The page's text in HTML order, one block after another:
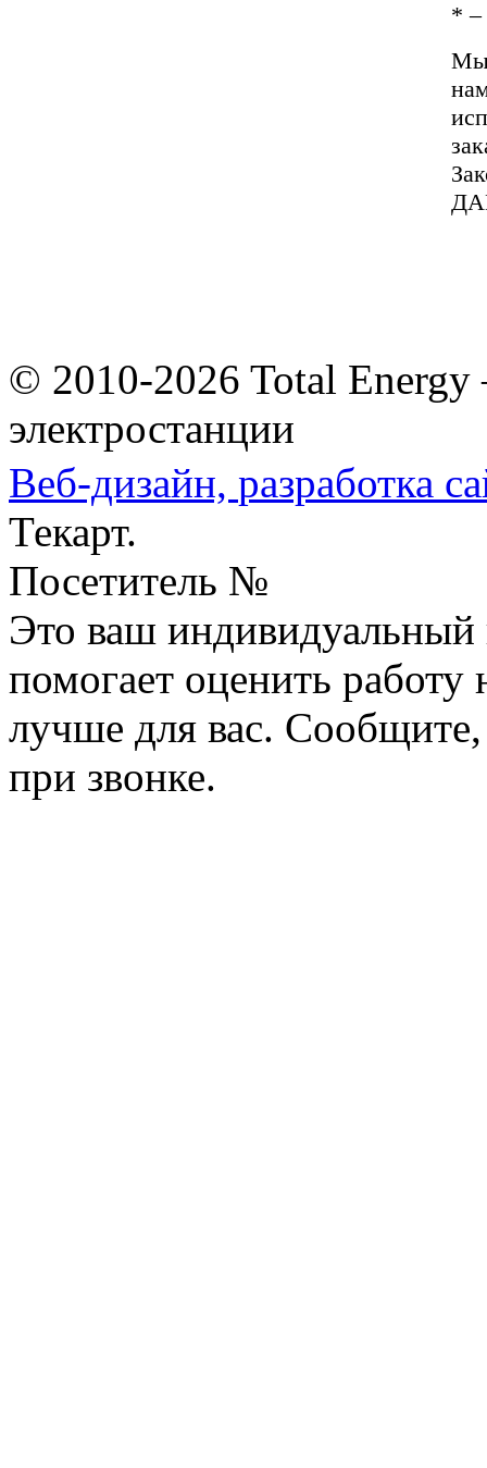
* –
Мы
© 2010-2026 Total
электростанции
Веб-дизайн, разработка
Текарт.
Посетитель №
Это ваш
помогает оценить работу
лучше для вас.
при звонке.